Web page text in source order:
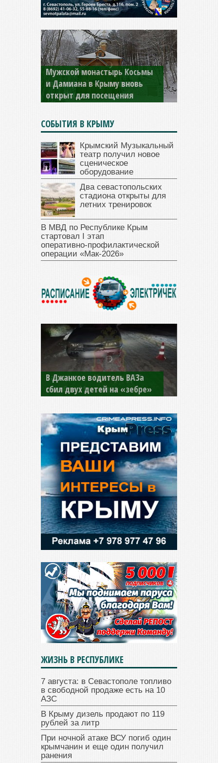
Мужской монастырь Косьмы
и Дамиана в Крыму вновь
открыт для посещения
СОБЫТИЯ В КРЫМУ
Крымский Музыкальный
театр получил новое
сценическое
оборудование
Два севастопольских
стадиона открыты для
летних тренировок
В МВД по Республике Крым
стартовал I этап
оперативно‑профилактической
операции «Мак‑2026»
В Джанкое водитель ВАЗа
сбил двух детей на «зебре»
ЖИЗНЬ В РЕСПУБЛИКЕ
7 августа: в Севастополе топливо
в свободной продаже есть на 10
АЗС
В Крыму дизель продают по 119
рублей за литр
При ночной атаке ВСУ погиб один
крымчанин и еще один получил
ранения